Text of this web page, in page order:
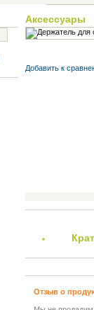
Аксессуары
Добавить к
Отзыв о